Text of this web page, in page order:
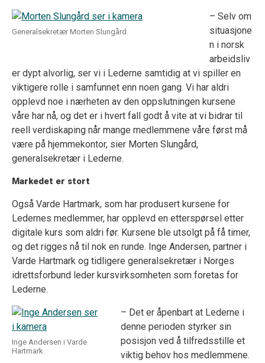
Generalsekretær Morten Slungård.
– Selv om
situasjone
n i norsk
arbeidsliv
er dypt alvorlig, ser vi i Lederne samtidig at vi spiller en
viktigere rolle i samfunnet enn noen gang. Vi har aldri
opplevd noe i nærheten av den oppslutningen kursene
våre har nå, og det er i hvert fall godt å vite at vi bidrar til
reell verdiskaping når mange medlemmene våre først må
være på hjemmekontor, sier Morten Slungård,
generalsekretær i Lederne.
Markedet er stort
Også Varde Hartmark, som har produsert kursene for
Ledernes medlemmer, har opplevd en etterspørsel etter
digitale kurs som aldri før. Kursene ble utsolgt på få timer,
og det rigges nå til nok en runde. Inge Andersen, partner i
Varde Hartmark og tidligere generalsekretær i Norges
idrettsforbund leder kursvirksomheten som foretas for
Lederne.
Inge Andersen i Varde
Hartmark.
– Det er åpenbart at Lederne i
denne perioden styrker sin
posisjon ved å tilfredsstille et
viktig behov hos medlemmene.